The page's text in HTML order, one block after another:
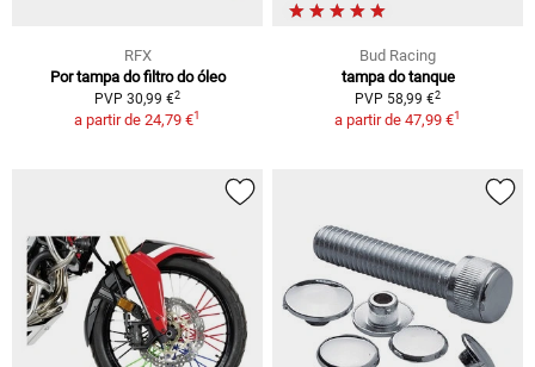
RFX
Por tampa do filtro do óleo
PVP 30,99 €2
a partir de 24,79 €1
Bud Racing
tampa do tanque
PVP 58,99 €2
a partir de 47,99 €1